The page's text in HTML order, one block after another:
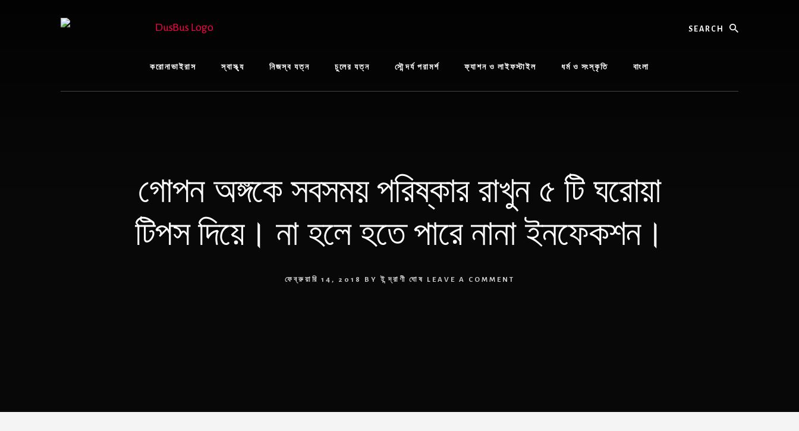
করোনাভাইরাস স্বাস্থ্য নিজস্ব যত্ন চুলের যত্ন সৌন্দর্য পরামর্শ ফ্যাশন ও লাইফস্টাইল ধর্ম ও সংস্কৃতি বাংলা
গোপন অঙ্গকে সবসময় পরিষ্কার রাখুন ৫ টি ঘরোয়া
টিপস দিয়ে। না হলে হতে পারে নানা ইনফেকশন।
ফেব্রুয়ারি 14, 2018 BY ইন্দ্রাণী ঘোষ LEAVE A COMMENT